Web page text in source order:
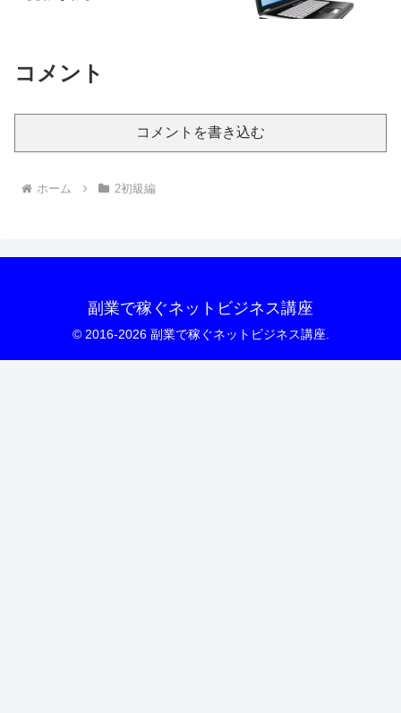
コメント
コメントを書き込む
ホーム 2初級編
副業で稼ぐネットビジネス講座
© 2016-2026 副業で稼ぐネットビジネス講座.